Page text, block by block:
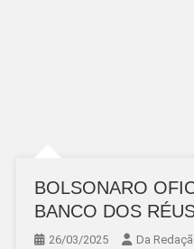
BOLSONARO
BANCO DOS
26/03/2025 Da